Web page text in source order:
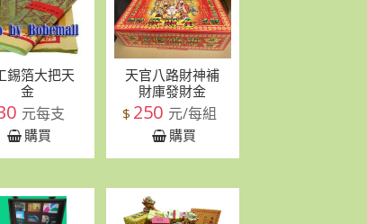
錫箔大把天
金
元每支
購買
天官八路財神補
財庫發財金
$ 250 元/每組
購買